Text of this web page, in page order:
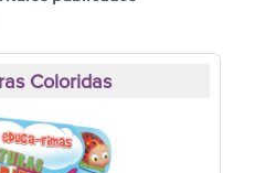
Coloridas